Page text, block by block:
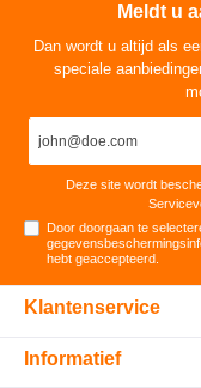
Meldt u
Dan wordt u altijd als
speciale
Deze site wordt
Door doorgaan te
hebt geaccepteerd
Klantenservice
Informatief